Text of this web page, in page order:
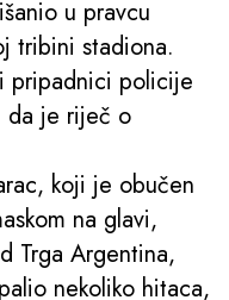
u pravcu
tribini stadiona.
pripadnici policije
da je riječ o
koji je obučen
na glavi,
Trga Argentina,
nekoliko hitaca,